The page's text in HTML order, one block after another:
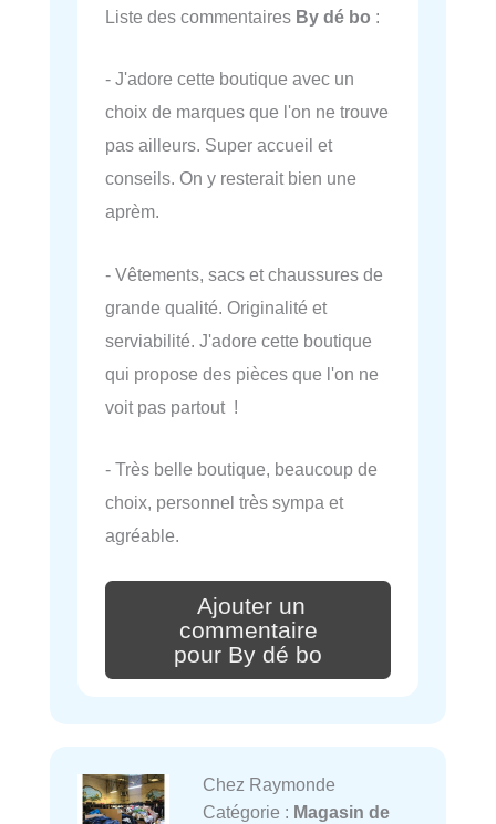
Liste des commentaires By dé bo :
- J'adore cette boutique avec un
choix de marques que l'on ne trouve
pas ailleurs. Super accueil et
conseils. On y resterait bien une
aprèm.
- Vêtements, sacs et chaussures de
grande qualité. Originalité et
serviabilité. J'adore cette boutique
qui propose des pièces que l'on ne
voit pas partout !
- Très belle boutique, beaucoup de
choix, personnel très sympa et
agréable.
Ajouter un
commentaire
pour By dé bo
Chez Raymonde
Catégorie : Magasin de